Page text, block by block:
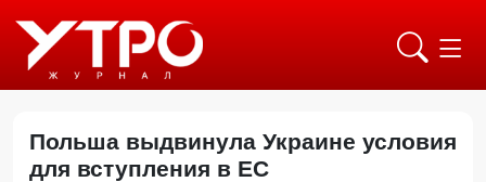
Польша выдвинула Украине условия
для вступления в ЕС